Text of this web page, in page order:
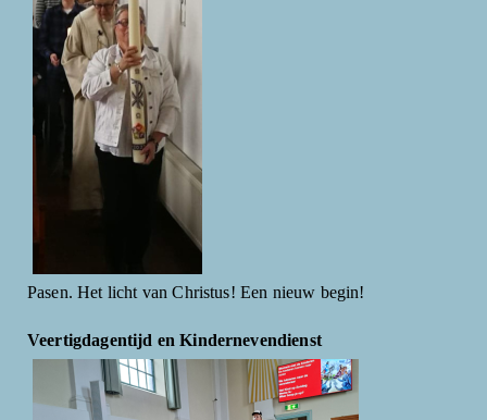
Pasen. Het licht van Christus! Een nieuw begin!
Veertigdagentijd en Kindernevendienst